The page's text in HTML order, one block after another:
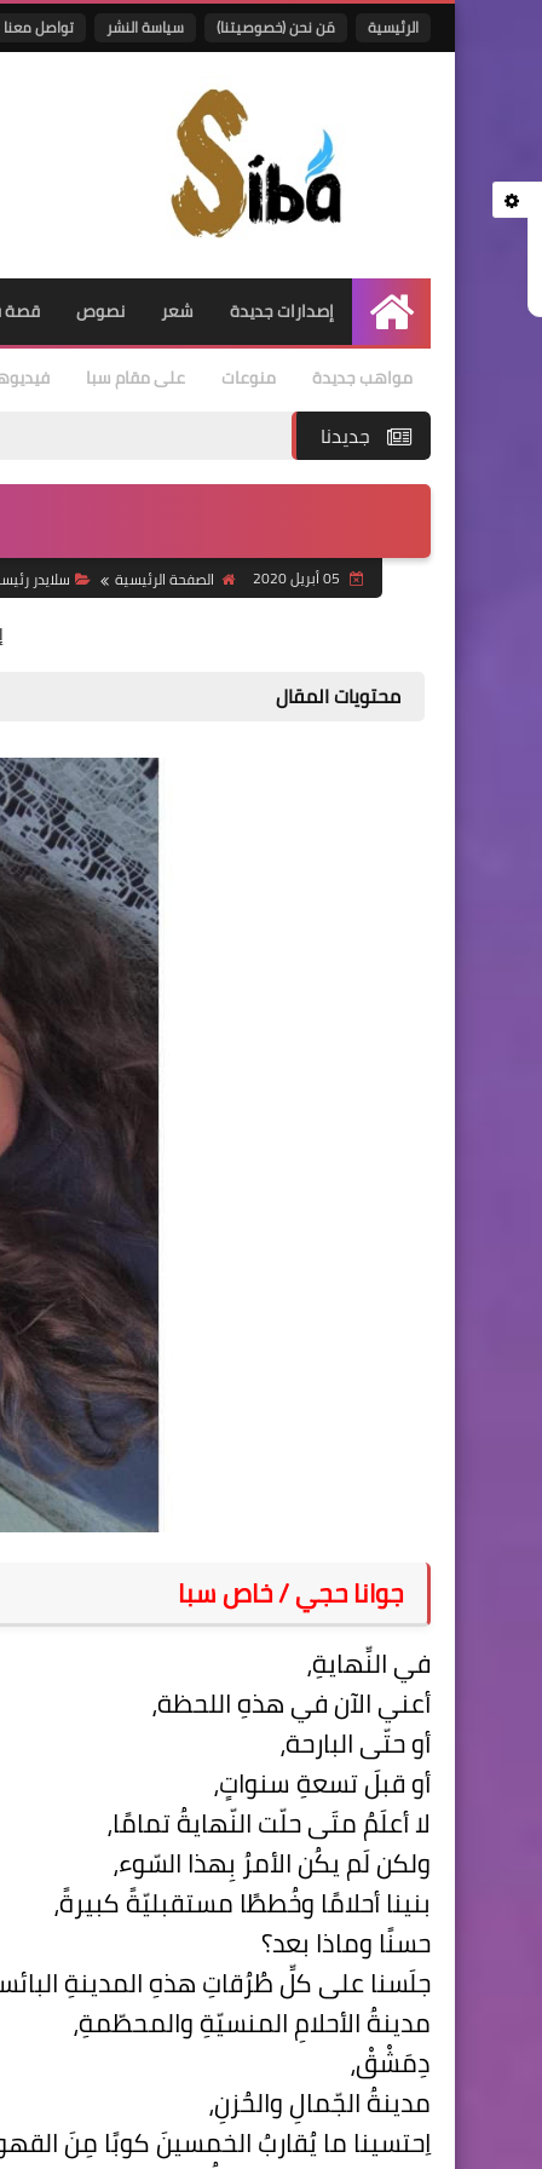
الرئيسية مَن نحن (خصوصيتنا) سياسة النشر تواصل معنا
الرئيسية
إصدارات جديدة شعر نصوص قصة
مواهب جديدة منوعات على مقام سبا
جديدنا
الصفحة الرئيسية سلايدر
محتويات المقال
جوانا حجي / خاص سبا
في النِّهايةِ،
أعني الآن في هذهِ اللحظة،
أو حتّى البارحة،
أو قبلَ تسعةِ سنواتٍ،
لا أعلَمُ متَى حلّت النّهايةُ تمامًا،
ولكن لَم يكُن الأمرُ بِهذا السّوء،
بنينا أحلامًا وخُططًا مستقبليّةً كبيرةً،
حسنًا وماذا بعد؟
جلَسنا على كلِّ طُرُقاتِ هذهِ المدينةِ
مدينةُ الأحلامِ المنسيّةِ والمحطّمةِ،
دِمَشْقْ،
مدينةُ الجّمالِ والحُزنِ،
اِحتسينا ما يُقاربُ الخمسينَ كوبًا مِنَ